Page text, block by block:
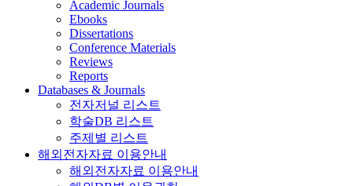
Academic Journals
Ebooks
Dissertations
Conference Materials
Reviews
Reports
Databases & Journals
전자저널 리스트
학술DB 리스트
주제별 리스트
해외전자자료 이용안내
해외전자자료 이용안내